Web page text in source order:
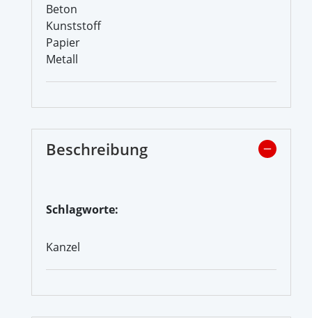
Beton
Kunststoff
Papier
Metall
Beschreibung
Schlagworte:
Kanzel